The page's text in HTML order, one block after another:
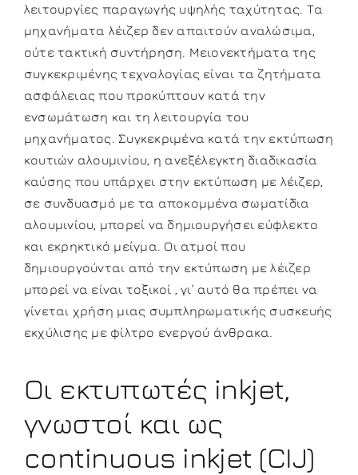
λειτουργίες παραγωγής υψηλής ταχύτητας. Τα
μηχανήματα λέιζερ δεν απαιτούν αναλώσιμα,
ούτε τακτική συντήρηση. Μειονεκτήματα της
συγκεκριμένης τεχνολογίας είναι τα ζητήματα
ασφάλειας που προκύπτουν κατά την
ενσωμάτωση και τη λειτουργία του
μηχανήματος. Συγκεκριμένα κατά την εκτύπωση
κουτιών αλουμινίου, η ανεξέλεγκτη διαδικασία
καύσης που υπάρχει στην εκτύπωση με λέιζερ,
σε συνδυασμό με τα αποκομμένα σωματίδια
αλουμινίου, μπορεί να δημιουργήσει εύφλεκτο
και εκρηκτικό μείγμα. Οι ατμοί που
δημιουργούνται από την εκτύπωση με λέιζερ
μπορεί να είναι τοξικοί , γι’ αυτό θα πρέπει να
γίνεται χρήση μιας συμπληρωματικής συσκευής
εκχύλισης με φίλτρο ενεργού άνθρακα.
Οι εκτυπωτές inkjet,
γνωστοί και ως
continuous inkjet (CIJ)